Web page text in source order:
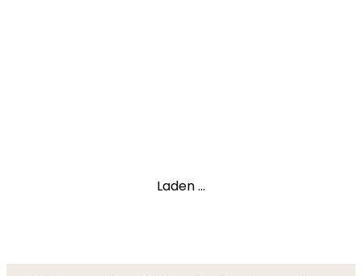
Laden ...